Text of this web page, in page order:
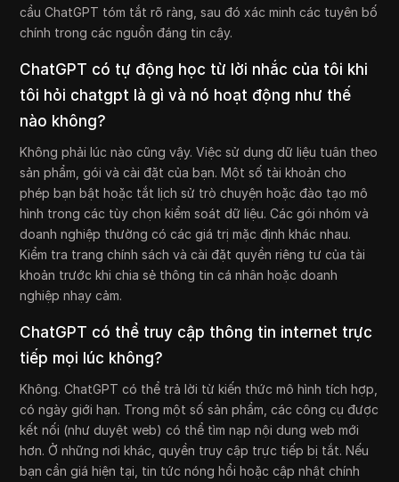
cầu ChatGPT tóm tắt rõ ràng, sau đó xác minh các tuyên bố
chính trong các nguồn đáng tin cậy.
ChatGPT có tự động học từ lời nhắc của tôi khi
tôi hỏi chatgpt là gì và nó hoạt động như thế
nào không?
Không phải lúc nào cũng vậy. Việc sử dụng dữ liệu tuân theo
sản phẩm, gói và cài đặt của bạn. Một số tài khoản cho
phép bạn bật hoặc tắt lịch sử trò chuyện hoặc đào tạo mô
hình trong các tùy chọn kiểm soát dữ liệu. Các gói nhóm và
doanh nghiệp thường có các giá trị mặc định khác nhau.
Kiểm tra trang chính sách và cài đặt quyền riêng tư của tài
khoản trước khi chia sẻ thông tin cá nhân hoặc doanh
nghiệp nhạy cảm.
ChatGPT có thể truy cập thông tin internet trực
tiếp mọi lúc không?
Không. ChatGPT có thể trả lời từ kiến thức mô hình tích hợp,
có ngày giới hạn. Trong một số sản phẩm, các công cụ được
kết nối (như duyệt web) có thể tìm nạp nội dung web mới
hơn. Ở những nơi khác, quyền truy cập trực tiếp bị tắt. Nếu
bạn cần giá hiện tại, tin tức nóng hổi hoặc cập nhật chính